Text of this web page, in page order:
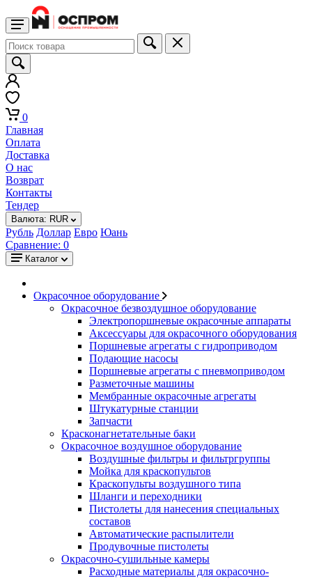
0
Главная
Оплата
Доставка
О нас
Возврат
Контакты
Тендер
Валюта: RUR
Рубль Доллар Евро Юань
Сравнение: 0
Каталог
Окрасочное оборудование
Окрасочное безвоздушное оборудование
Электропоршневые окрасочные аппараты
Аксессуары для окрасочного оборудования
Поршневые агрегаты с гидроприводом
Подающие насосы
Поршневые агрегаты с пневмоприводом
Разметочные машины
Мембранные окрасочные агрегаты
Штукатурные станции
Запчасти
Красконагнетательные баки
Окрасочное воздушное оборудование
Воздушные фильтры и фильтргруппы
Мойка для краскопультов
Краскопульты воздушного типа
Шланги и переходники
Пистолеты для нанесения специальных
составов
Автоматические распылители
Продувочные пистолеты
Окрасочно-сушильные камеры
Расходные материалы для окрасочно-